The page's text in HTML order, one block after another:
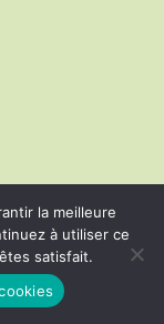
la meilleure
à utiliser ce
satisfait.